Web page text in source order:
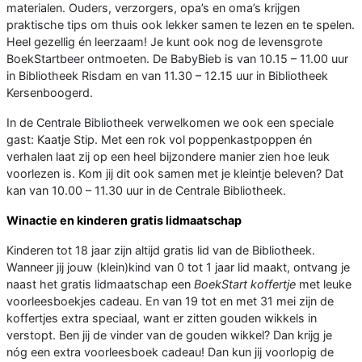
materialen. Ouders, verzorgers, opa’s en oma’s krijgen
praktische tips om thuis ook lekker samen te lezen en te spelen.
Heel gezellig én leerzaam! Je kunt ook nog de levensgrote
BoekStartbeer ontmoeten. De BabyBieb is van 10.15 – 11.00 uur
in Bibliotheek Risdam en van 11.30 – 12.15 uur in Bibliotheek
Kersenboogerd.
In de Centrale Bibliotheek verwelkomen we ook een speciale
gast: Kaatje Stip. Met een rok vol poppenkastpoppen én
verhalen laat zij op een heel bijzondere manier zien hoe leuk
voorlezen is. Kom jij dit ook samen met je kleintje beleven? Dat
kan van 10.00 – 11.30 uur in de Centrale Bibliotheek.
Winactie en kinderen gratis lidmaatschap
Kinderen tot 18 jaar zijn altijd gratis lid van de Bibliotheek.
Wanneer jij jouw (klein)kind van 0 tot 1 jaar lid maakt, ontvang je
naast het gratis lidmaatschap een BoekStart koffertje met leuke
voorleesboekjes cadeau. En van 19 tot en met 31 mei zijn de
koffertjes extra speciaal, want er zitten gouden wikkels in
verstopt. Ben jij de vinder van de gouden wikkel? Dan krijg je
nóg een extra voorleesboek cadeau! Dan kun jij voorlopig de